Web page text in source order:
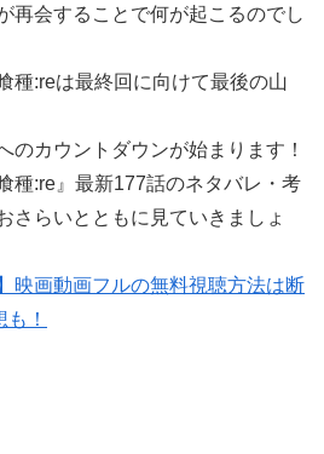
再会することで何が起こるのでし
種:reは最終回に向けて最後の山
のカウントダウンが始まります！
種:re』最新177話のネタバレ・考
さらいとともに見ていきましょ
映画動画フルの無料視聴方法は断
！